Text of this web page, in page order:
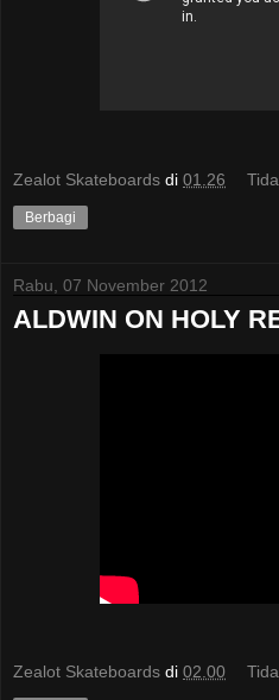
Zealot Skateboards di 01.26
Berbagi
Rabu, 07 November 2012
ALDWIN ON HOLY
Zealot Skateboards di 02.00